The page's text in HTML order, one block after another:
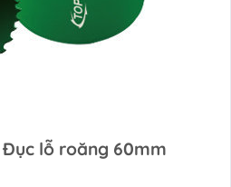
lỗ roăng 60mm